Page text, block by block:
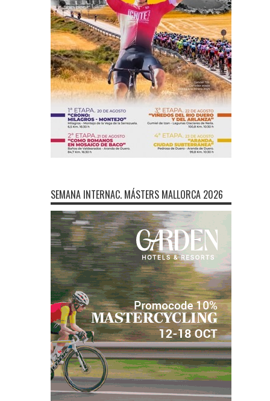
SEMANA INTERNAC. MÁSTERS MALLORCA 2026